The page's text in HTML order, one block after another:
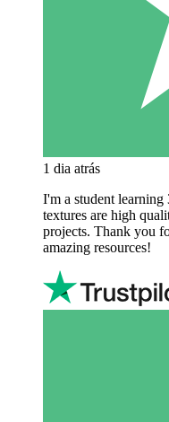
1 dia atrás
I'm a student
textures are high
projects. Thank you
amazing resources!